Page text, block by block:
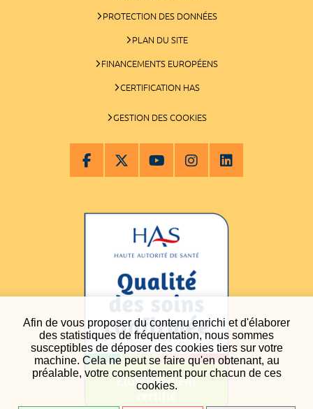
Afin de vous proposer du contenu enrichi et d'élaborer
des statistiques de fréquentation, nous sommes
susceptibles de déposer des cookies tiers sur votre
machine. Cela ne peut se faire qu'en obtenant, au
préalable, votre consentement pour chacun de ces
cookies.
PROTECTION DES DONNÉES
PLAN DU SITE
FINANCEMENTS EUROPÉENS
CERTIFICATION HAS
GESTION DES COOKIES